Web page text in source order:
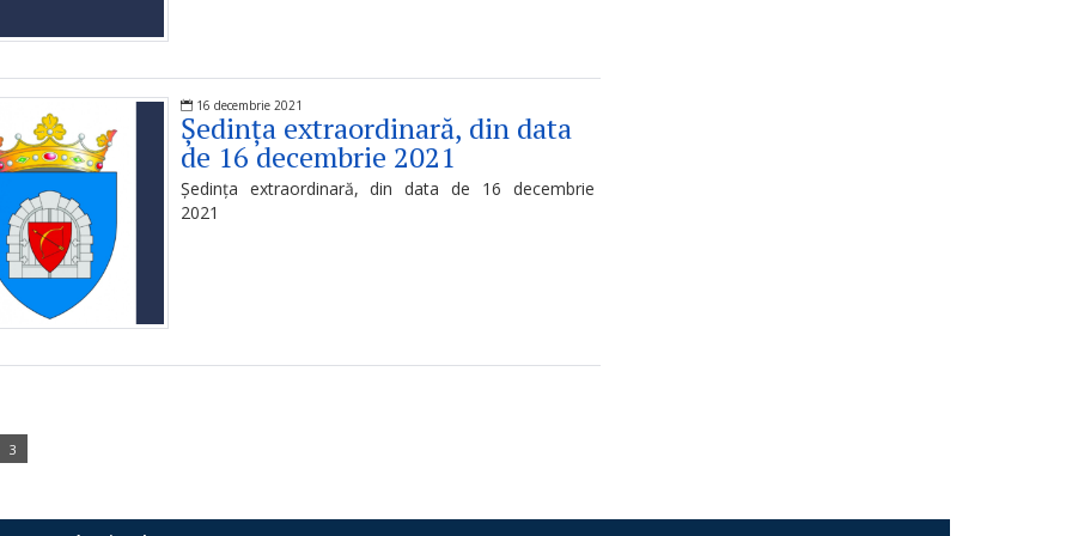
16 decembrie 2021
Ședința extraordinară, din data
de 16 decembrie 2021
Ședința extraordinară, din data de 16 decembrie
2021
3